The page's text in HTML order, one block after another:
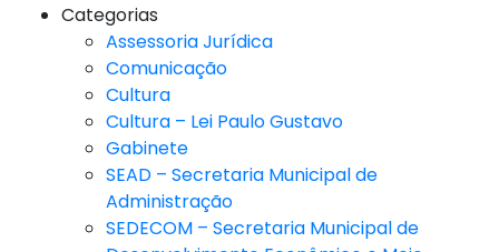
Categorias
Assessoria Jurídica
Comunicação
Cultura
Cultura – Lei Paulo Gustavo
Gabinete
SEAD – Secretaria Municipal de
Administração
SEDECOM – Secretaria Municipal de